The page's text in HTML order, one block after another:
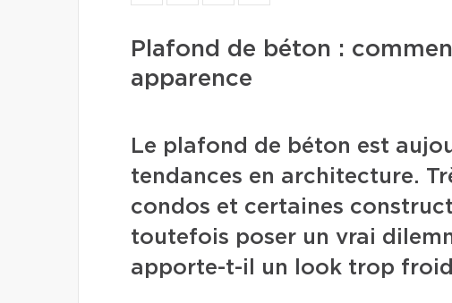
Plafond de béton :
apparence
Le plafond de béton est
tendances en architecture.
condos et certaines
toutefois poser un vrai
apporte-t-il un look trop